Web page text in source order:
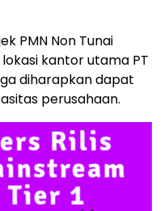
PMN Non Tunai
kantor utama PT
diharapkan dapat
perusahaan.